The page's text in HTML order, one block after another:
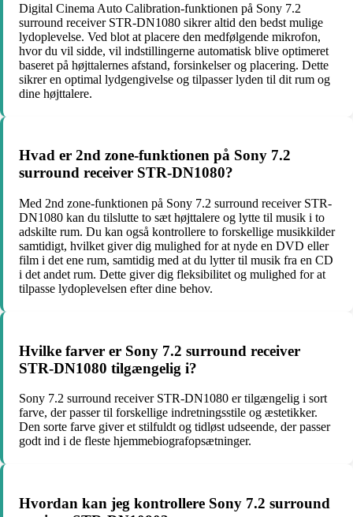
Digital Cinema Auto Calibration-funktionen på Sony 7.2
surround receiver STR-DN1080 sikrer altid den bedst mulige
lydoplevelse. Ved blot at placere den medfølgende mikrofon,
hvor du vil sidde, vil indstillingerne automatisk blive optimeret
baseret på højttalernes afstand, forsinkelser og placering. Dette
sikrer en optimal lydgengivelse og tilpasser lyden til dit rum og
dine højttalere.
Hvad er 2nd zone-funktionen på Sony 7.2
surround receiver STR-DN1080?
Med 2nd zone-funktionen på Sony 7.2 surround receiver STR-
DN1080 kan du tilslutte to sæt højttalere og lytte til musik i to
adskilte rum. Du kan også kontrollere to forskellige musikkilder
samtidigt, hvilket giver dig mulighed for at nyde en DVD eller
film i det ene rum, samtidig med at du lytter til musik fra en CD
i det andet rum. Dette giver dig fleksibilitet og mulighed for at
tilpasse lydoplevelsen efter dine behov.
Hvilke farver er Sony 7.2 surround receiver
STR-DN1080 tilgængelig i?
Sony 7.2 surround receiver STR-DN1080 er tilgængelig i sort
farve, der passer til forskellige indretningsstile og æstetikker.
Den sorte farve giver et stilfuldt og tidløst udseende, der passer
godt ind i de fleste hjemmebiografopsætninger.
Hvordan kan jeg kontrollere Sony 7.2 surround